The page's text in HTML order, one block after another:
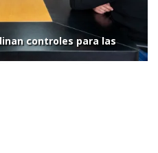
controles para las